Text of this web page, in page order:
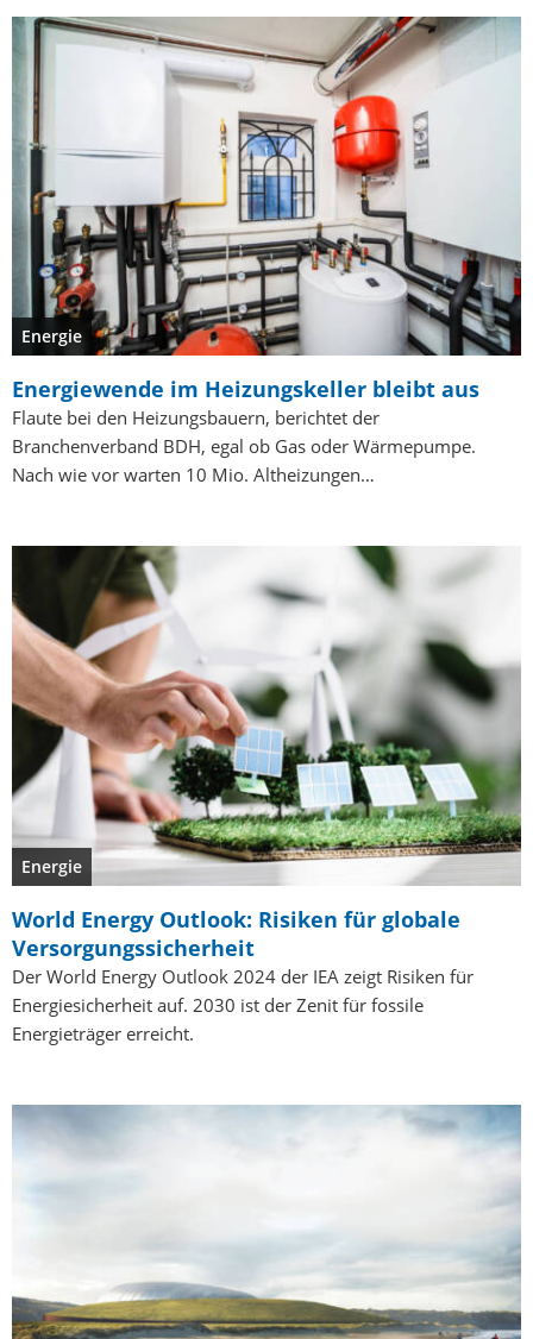
Energie
Energiewende im Heizungskeller bleibt aus
Flaute bei den Heizungsbauern, berichtet der
Branchenverband BDH, egal ob Gas oder Wärmepumpe.
Nach wie vor warten 10 Mio. Altheizungen…
Energie
World Energy Outlook: Risiken für globale
Versorgungssicherheit
Der World Energy Outlook 2024 der IEA zeigt Risiken für
Energiesicherheit auf. 2030 ist der Zenit für fossile
Energieträger erreicht.